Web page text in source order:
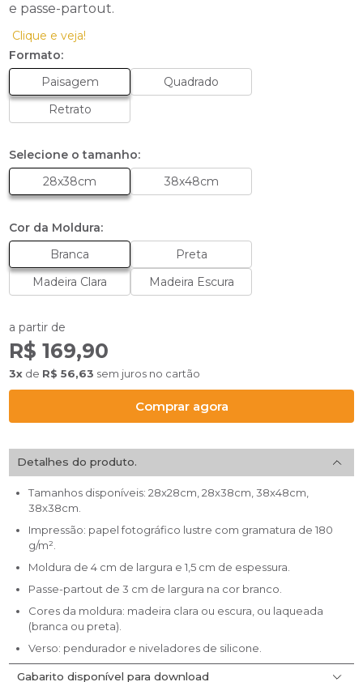
e passe-partout.
Clique e veja!
Formato:
Paisagem
Quadrado
Retrato
Selecione o tamanho:
28x38cm
38x48cm
Cor da Moldura:
Branca
Preta
Madeira Clara
Madeira Escura
a partir de
R$ 169,90
3x de R$ 56,63 sem juros no cartão
Comprar agora
Detalhes do produto.
Tamanhos disponíveis: 28x28cm, 28x38cm, 38x48cm,
38x38cm.
Impressão: papel fotográfico lustre com gramatura de 180
g/m².
Moldura de 4 cm de largura e 1,5 cm de espessura.
Passe-partout de 3 cm de largura na cor branco.
Cores da moldura: madeira clara ou escura, ou laqueada
(branca ou preta).
Verso: pendurador e niveladores de silicone.
Gabarito disponível para download